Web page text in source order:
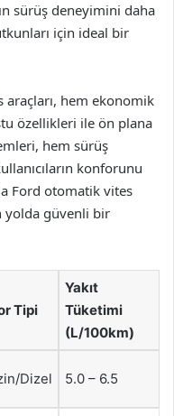
sürüş deneyimini daha
için ideal bir
hem ekonomik
özellikleri ile ön plana
hem sürüş
konforunu
Ford otomatik vites
yolda güvenli bir
Tipi
Yakıt
Tüketimi
(L/100km)
Dizel 5.0 – 6.5